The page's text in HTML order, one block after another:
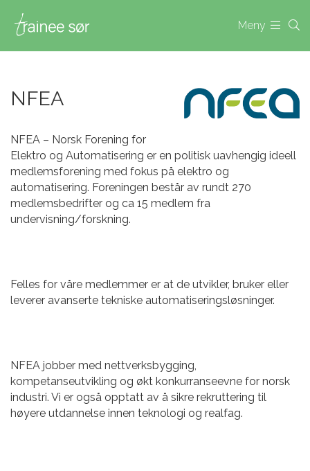
Meny
NFEA
NFEA – Norsk Forening for
Elektro og Automatisering er en politisk uavhengig ideell
medlemsforening med fokus på elektro og
automatisering. Foreningen består av rundt 270
medlemsbedrifter og ca 15 medlem fra
undervisning/forskning.
Felles for våre medlemmer er at de utvikler, bruker eller
leverer avanserte tekniske automatiseringsløsninger.
NFEA jobber med nettverksbygging,
kompetanseutvikling og økt konkurranseevne for norsk
industri. Vi er også opptatt av å sikre rekruttering til
høyere utdannelse innen teknologi og realfag.